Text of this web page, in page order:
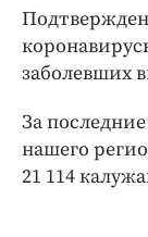
заболевших
За
нашего
21 114